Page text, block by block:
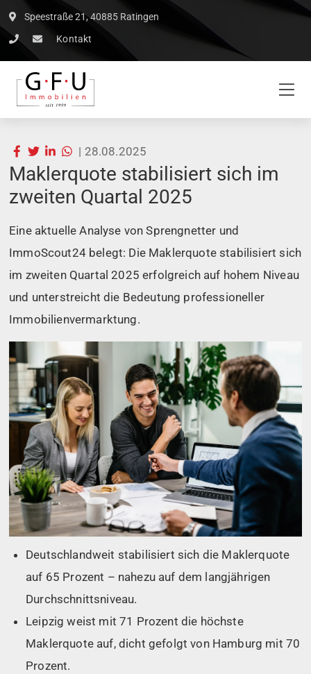
Speestraße 21, 40885 Ratingen
Kontakt
| 28.08.2025
Maklerquote stabilisiert sich im
zweiten Quartal 2025
Eine aktuelle Analyse von Sprengnetter und
ImmoScout24 belegt: Die Maklerquote stabilisiert sich
im zweiten Quartal 2025 erfolgreich auf hohem Niveau
und unterstreicht die Bedeutung professioneller
Immobilienvermarktung.
Deutschlandweit stabilisiert sich die Maklerquote
auf 65 Prozent – nahezu auf dem langjährigen
Durchschnittsniveau.
Leipzig weist mit 71 Prozent die höchste
Maklerquote auf, dicht gefolgt von Hamburg mit 70
Prozent.